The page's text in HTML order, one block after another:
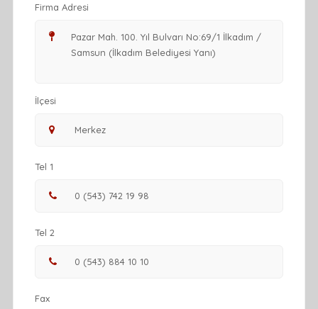
Firma Adresi
İlçesi
Tel 1
Tel 2
Fax